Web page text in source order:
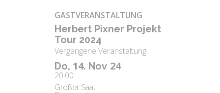
Do, 14. Nov 24
20:00
Großer Saal
GASTVERANSTALTUNG
Her­bert Pix­ner Pro­jekt
Tour 2024
Vergangene Veranstaltung